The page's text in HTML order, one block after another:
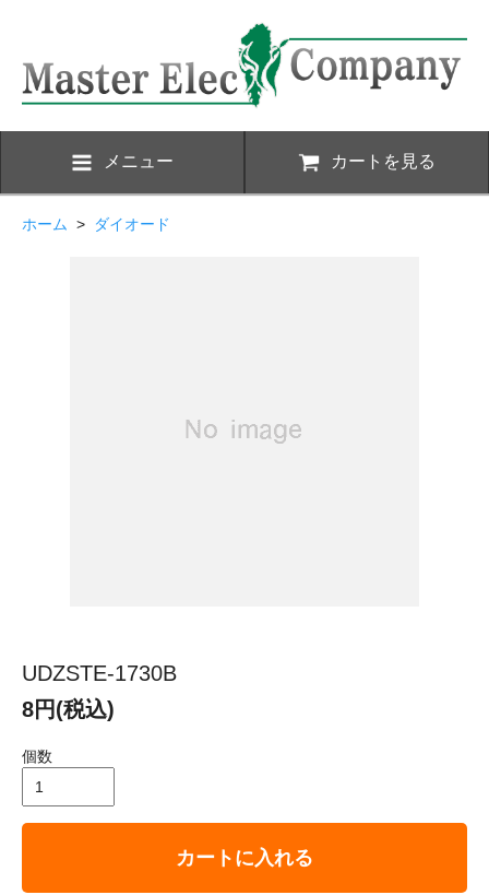
メニュー カートを見る
ホーム > ダイオード
UDZSTE-1730B
8円(税込)
個数
カートに入れる